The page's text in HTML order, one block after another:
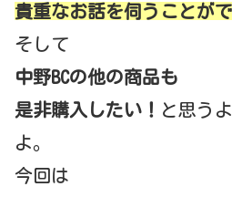
貴重なお話を伺うことがで
そして
中野BCの他の商品も
是非購入したい！ と思う
よ。
今回は